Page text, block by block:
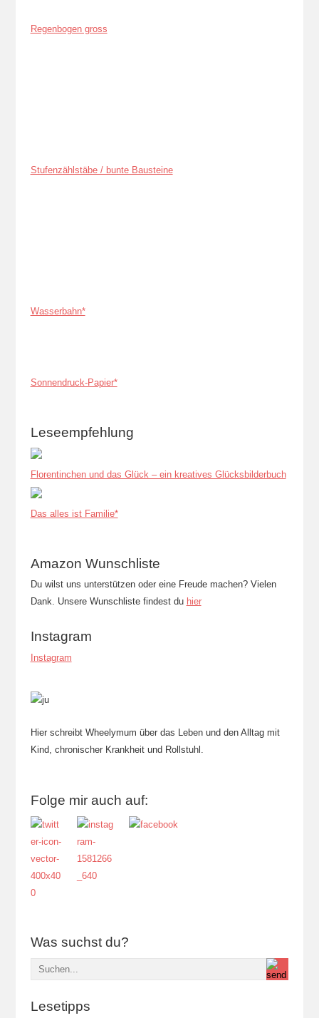
Regenbogen gross
Stufenzählstäbe / bunte Bausteine
Wasserbahn*
Sonnendruck-Papier*
Leseempfehlung
Florentinchen und das Glück – ein kreatives Glücksbilderbuch
Das alles ist Familie*
Amazon Wunschliste
Du wilst uns unterstützen oder eine Freude machen? Vielen
Dank. Unsere Wunschliste findest du hier
Instagram
Instagram
Hier schreibt Wheelymum über das Leben und den Alltag mit
Kind, chronischer Krankheit und Rollstuhl.
Folge mir auch auf:
Was suchst du?
Lesetipps